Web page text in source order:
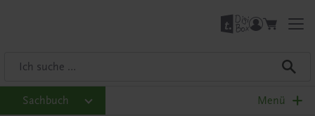
Sachbuch Menü